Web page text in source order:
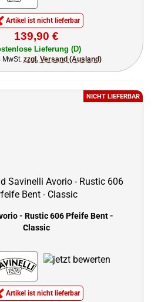
Artikel ist nicht lieferbar
139,90 €
Lieferung (D)
MwSt. zzgl. Versand (Ausland)
NICHT LIEFERBAR
- Rustic 606 Pfeife Bent -
Classic
Artikel ist nicht lieferbar